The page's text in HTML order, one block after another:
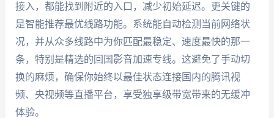
接入，都能找到附近的入口，减少初始延迟。更关键的
是智能推荐最优线路功能。系统能自动检测当前网络状
况，并从众多线路中为你匹配最稳定、速度最快的那一
条，特别是精选的回国影音加速专线。这避免了手动切
换的麻烦，确保你始终以最佳状态连接国内的腾讯视
频、央视频等直播平台，享受独享级带宽带来的无缓冲
体验。